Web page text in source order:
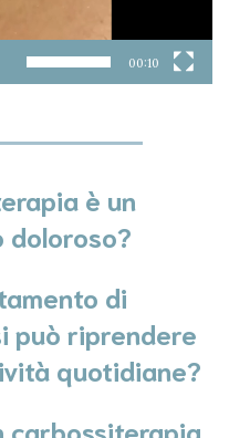
00:10
è un
di
può riprendere
quotidiane?
carbossiterapia